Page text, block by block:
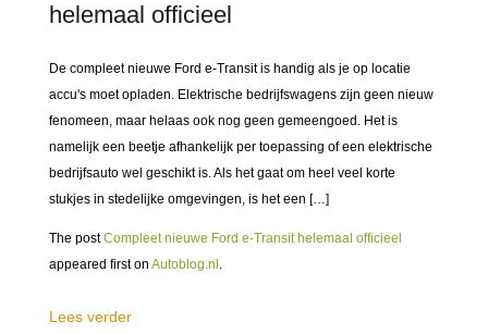
helemaal officieel
De compleet nieuwe Ford e-Transit is handig als je op locatie
accu's moet opladen. Elektrische bedrijfswagens zijn geen nieuw
fenomeen, maar helaas ook nog geen gemeengoed. Het is
namelijk een beetje afhankelijk per toepassing of een elektrische
bedrijfsauto wel geschikt is. Als het gaat om heel veel korte
stukjes in stedelijke omgevingen, is het een […]
The postCompleet nieuwe Ford e-Transit helemaal officieel
appeared first on Autoblog.nl .
Lees verder